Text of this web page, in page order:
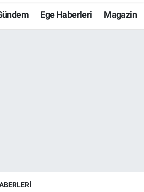
Ege Haberleri Magazin